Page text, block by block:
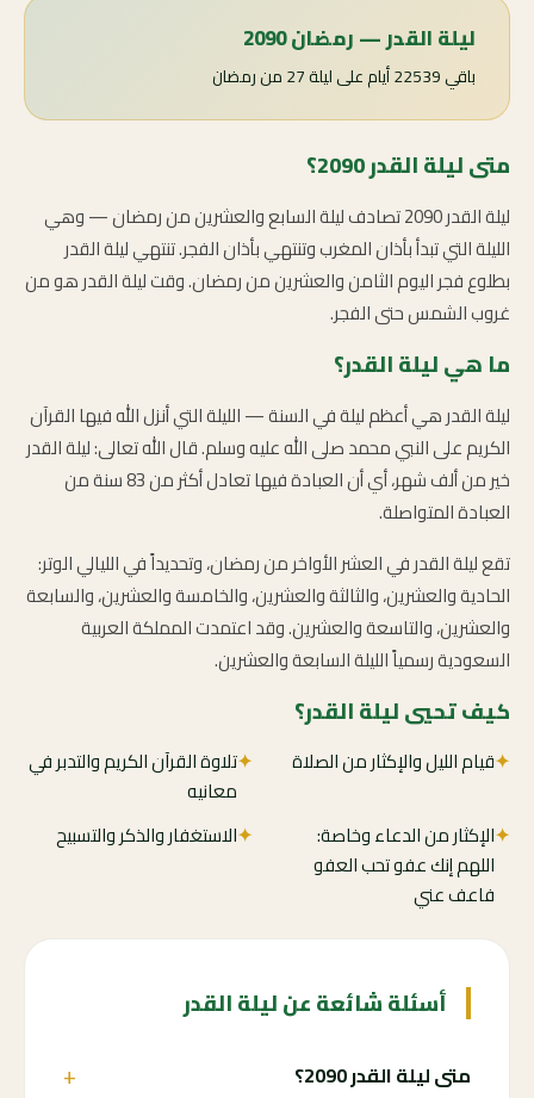
ليلة القدر — رمضان 2090
باقي 22539 أيام على ليلة 27 من رمضان
متى ليلة القدر 2090؟
ليلة القدر 2090 تصادف ليلة السابع والعشرين من رمضان — وهي
الليلة التي تبدأ بأذان المغرب وتنتهي بأذان الفجر. تنتهي ليلة القدر
بطلوع فجر اليوم الثامن والعشرين من رمضان. وقت ليلة القدر هو من
غروب الشمس حتى الفجر.
ما هي ليلة القدر؟
ليلة القدر هي أعظم ليلة في السنة — الليلة التي أنزل الله فيها القرآن
الكريم على النبي محمد صلى الله عليه وسلم. قال الله تعالى: ليلة القدر
خير من ألف شهر، أي أن العبادة فيها تعادل أكثر من 83 سنة من
العبادة المتواصلة.
تقع ليلة القدر في العشر الأواخر من رمضان، وتحديداً في الليالي الوتر:
الحادية والعشرين، والثالثة والعشرين، والخامسة والعشرين، والسابعة
والعشرين، والتاسعة والعشرين. وقد اعتمدت المملكة العربية
السعودية رسمياً الليلة السابعة والعشرين.
كيف تحيي ليلة القدر؟
✦قيام الليل والإكثار من الصلاة ✦تلاوة القرآن الكريم والتدبر في
معانيه
✦الإكثار من الدعاء وخاصة:
اللهم إنك عفو تحب العفو
فاعف عني
✦الاستغفار والذكر والتسبيح
أسئلة شائعة عن ليلة القدر
متى ليلة القدر 2090؟ +